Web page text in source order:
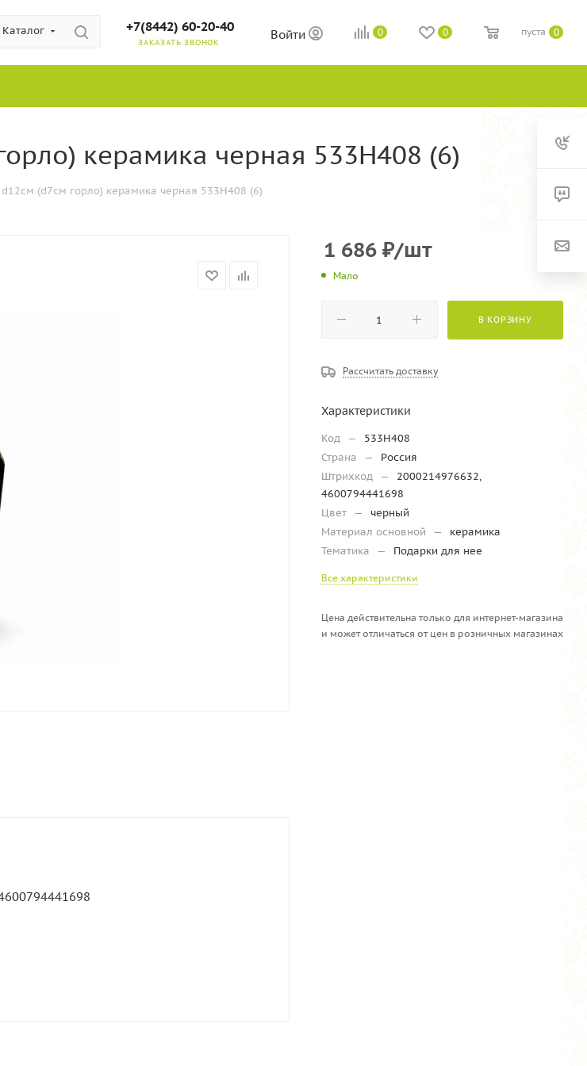
Каталог +7(8442) 60-20-40
ЗАКАЗАТЬ ЗВОНОК
Войти 0 0 0
пуста
керамика черная 533H408 (6)
(d7см горло) керамика черная 533H408 (6)
1 686 ₽/шт
Мало
В КОРЗИНУ
Рассчитать доставку
Характеристики
Код —
533Н408
Страна
—
Россия
Штрихкод —
2000214976632,
4600794441698
Цвет —
черный
Материал основной
—
керамика
Тематика
— Подарки для нее
Все характеристики
Цена действительна только для интернет-магазина
и может отличаться от цен в розничных магазинах